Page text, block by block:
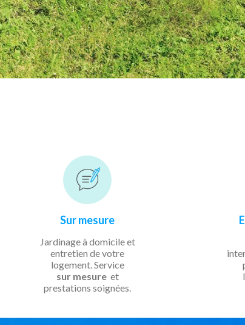
Sur mesure
Jardinage à domicile et
entretien de votre
logement. Service
sur mesure et
prestations soignées.